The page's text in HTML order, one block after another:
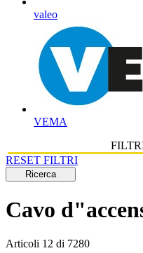
valeo
VEMA
RESET FILTRI
Ricerca
Cavo
Articoli 12 di 7280